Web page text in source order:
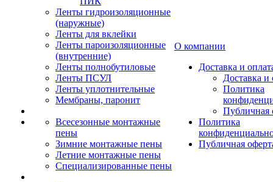
Ленты гидроизоляционные
(наружные)
Ленты для вклейки
Ленты пароизоляционные
(внутренние)
Ленты полнобутиловые
Ленты ПСУЛ
Ленты уплотнительные
Мембраны, паронит
Всесезонные монтажные
пены
Зимние монтажные пены
Летние монтажные пены
Специализированные пены
О компании
Доставка и
Доставка и
Политика
Публичная
Политика
Публичная